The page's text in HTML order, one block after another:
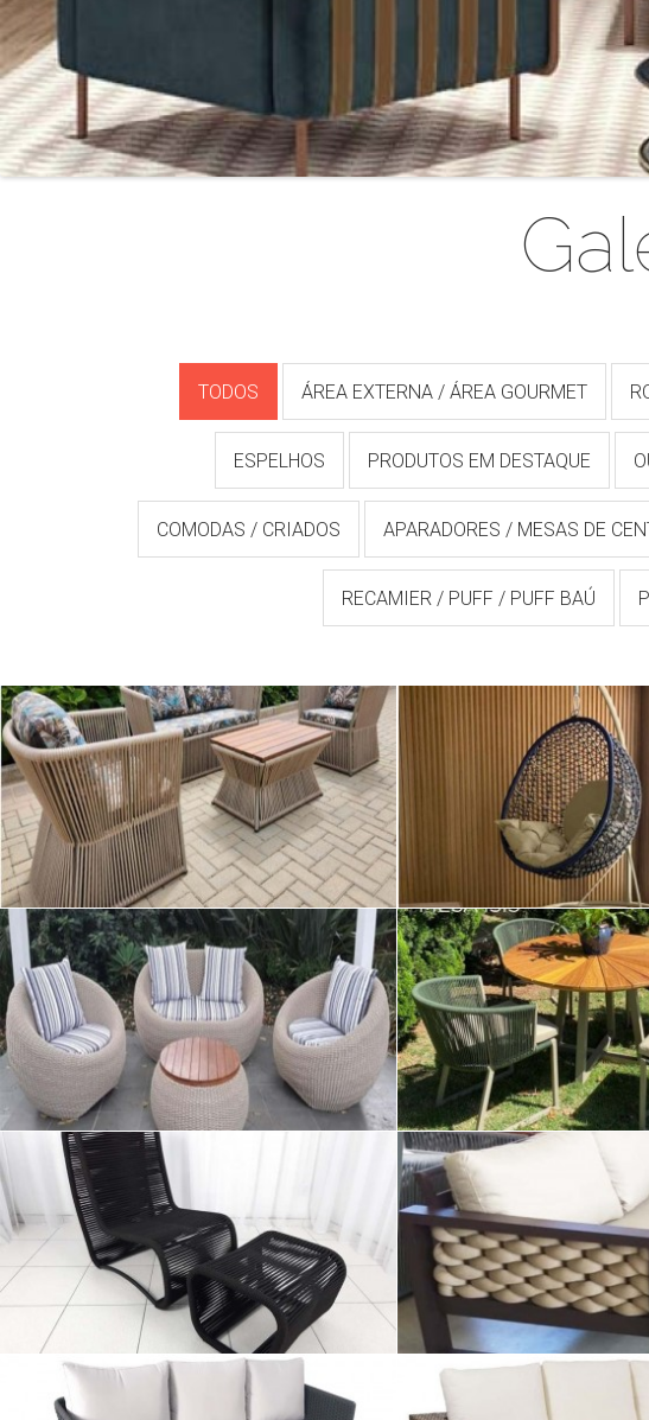
TODOS ÁREA EXTERNA / ÁREA GOURMET
ESPELHOS PRODUTOS EM DESTAQUE
COMODAS / CRIADOS APARADORES / MESAS DE
RECAMIER / PUFF / PUFF BAÚ